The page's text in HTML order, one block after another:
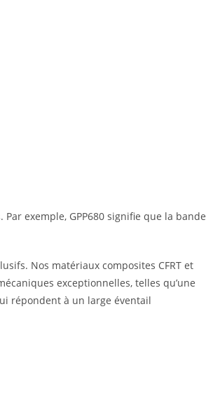
exemple, GPP680 signifie que la bande
Nos matériaux composites CFRT et
exceptionnelles, telles qu’une
répondent à un large éventail